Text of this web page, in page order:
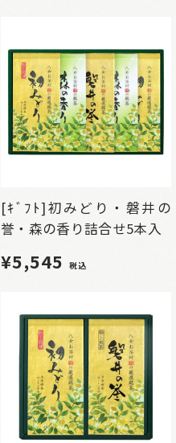
[ｷﾞﾌﾄ]初みどり・磐井の
誉・森の香り詰合せ5本入
¥5,545 税込